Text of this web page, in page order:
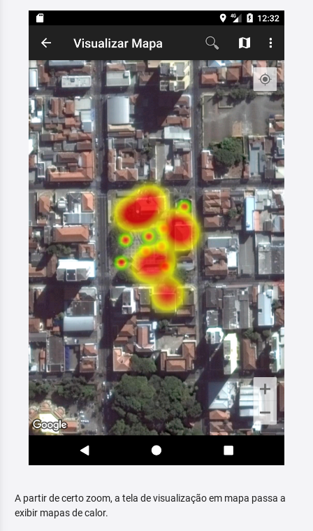
A partir de certo zoom, a tela de visualização em mapa passa a
exibir mapas de calor.